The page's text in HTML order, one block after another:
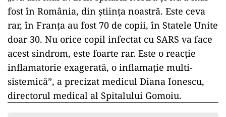
fost în România, din știința noastră. Este ceva
rar, în Franța au fost 70 de copii, în Statele Unite
doar 30. Nu orice copil infectat cu SARS va face
acest sindrom, este foarte rar. Este o reacție
inflamatorie exagerată, o inflamație multi-
sistemică”, a precizat medicul Diana Ionescu,
directorul medical al Spitalului Gomoiu.